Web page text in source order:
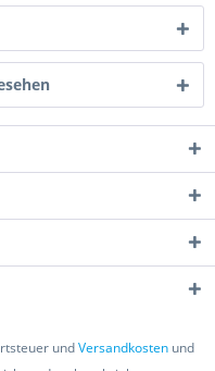
undVersandkostenund